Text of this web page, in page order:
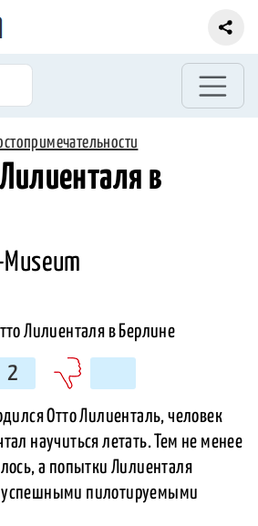
в
2
Отто Лилиенталь, человек
научиться летать. Тем не менее
а попытки Лилиенталя
успешными пилотируемыми